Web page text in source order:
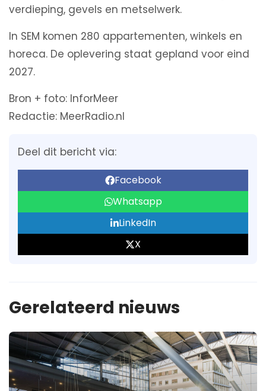
verdieping, gevels en metselwerk.
In SEM komen 280 appartementen, winkels en
horeca. De oplevering staat gepland voor eind
2027.
Bron + foto: InforMeer
Redactie: MeerRadio.nl
Deel dit bericht via:
Facebook
Whatsapp
LinkedIn
X
Gerelateerd nieuws